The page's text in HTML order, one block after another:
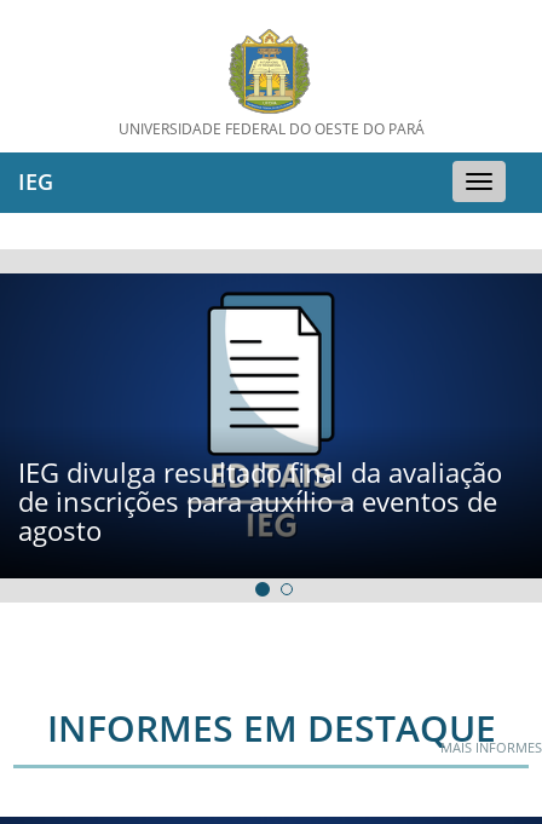
UNIVERSIDADE FEDERAL DO OESTE DO PARÁ
Toggle
IEG
IEG divulga resultado final da avaliação
de inscrições para auxílio a eventos de
agosto
INFORMES EM DESTAQUEMAIS INFORMES